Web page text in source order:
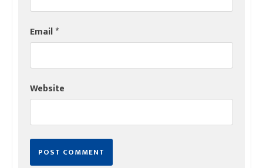
Email*
Website